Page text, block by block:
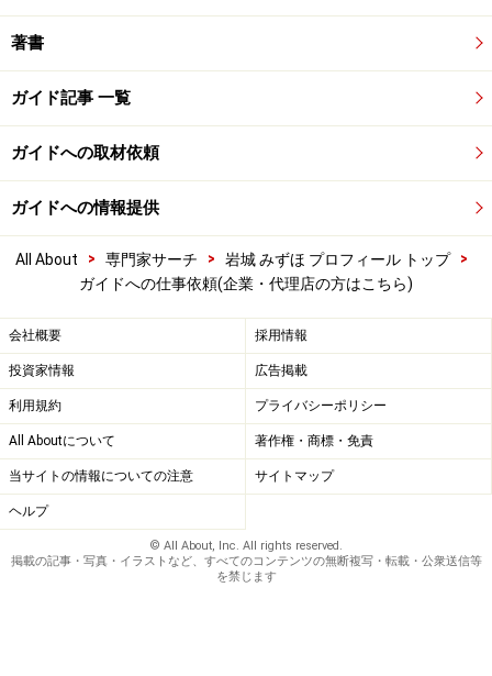
著書
ガイド記事 一覧
ガイドへの取材依頼
ガイドへの情報提供
All About > 専門家サーチ > 岩城 みずほ プロフィール トップ
>
ガイドへの仕事依頼(企業・代理店の方はこちら)
会社概要 採用情報
投資家情報 広告掲載
利用規約 プライバシーポリシー
All Aboutについて 著作権・商標・免責
当サイトの情報についての注意 サイトマップ
ヘルプ
© All About, Inc. All rights reserved.
掲載の記事・写真・イラストなど、すべてのコンテンツの無断複写・転載・公衆送信等
を禁じます